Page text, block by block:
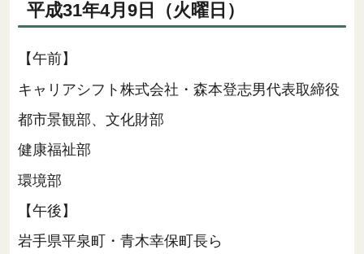
平成31年4月9日（火曜日）
【午前】
キャリアシフト株式会社・森本登志男代表取締役
都市景観部、文化財部
健康福祉部
環境部
【午後】
岩手県平泉町・青木幸保町長ら